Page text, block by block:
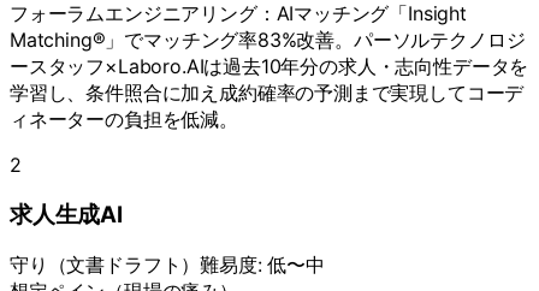
フォーラムエンジニアリング：AIマッチング「Insight
Matching®」でマッチング率83%改善。パーソルテクノロジ
ースタッフ×Laboro.AIは過去10年分の求人・志向性データを
学習し、条件照合に加え成約確率の予測まで実現してコーデ
ィネーターの負担を低減。
2
求人生成AI
守り （文書ドラフト ）難易度:低〜中